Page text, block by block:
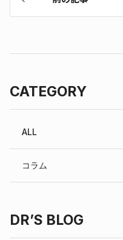
CATEGORY
ALL
コラム
DR’S BLOG